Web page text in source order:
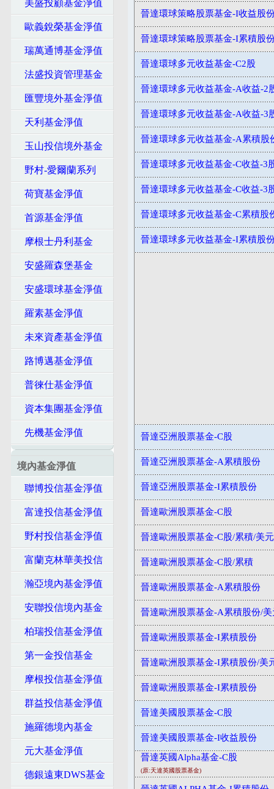
美盛投顧基金淨值
歐義銳榮基金淨值
瑞萬通博基金淨值
法盛投資管理基金
匯豐境外基金淨值
天利基金淨值
玉山投信境外基金
野村-愛爾蘭系列
荷寶基金淨值
首源基金淨值
摩根士丹利基金
安盛羅森堡基金
安盛環球基金淨值
羅素基金淨值
未來資產基金淨值
路博邁基金淨值
普徠仕基金淨值
資本集團基金淨值
先機基金淨值
境內基金淨值
聯博投信基金淨值
富達投信基金淨值
野村投信基金淨值
富蘭克林華美投信
瀚亞境內基金淨值
安聯投信境內基金
柏瑞投信基金淨值
第一金投信基金
摩根投信基金淨值
群益投信基金淨值
施羅德境內基金
元大基金淨值
德銀遠東DWS基金
晉達環球策略股票基金-I收益股
晉達環球策略股票基金-I累積股
晉達環球多元收益基金-C2股
晉達環球多元收益基金-A收益-2
晉達環球多元收益基金-A收益-3
晉達環球多元收益基金-A累積股
晉達環球多元收益基金-C收益-3
晉達環球多元收益基金-C收益-3
晉達環球多元收益基金-C累積股
晉達環球多元收益基金-I累積股
晉達亞洲股票基金-C股
晉達亞洲股票基金-A累積股份
晉達亞洲股票基金-I累積股份
晉達歐洲股票基金-C股
晉達歐洲股票基金-C股/累積/美
晉達歐洲股票基金-C股/累積
晉達歐洲股票基金-A累積股份
晉達歐洲股票基金-A累積股份/
晉達歐洲股票基金-I累積股份
晉達歐洲股票基金-I累積股份/美
晉達歐洲股票基金-I累積股份
晉達美國股票基金-C股
晉達美國股票基金-I收益股份
晉達英國Alpha基金-C股
(原:天達英國股票基金)